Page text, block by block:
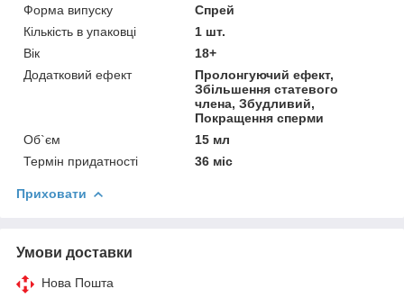
Форма випуску
Спрей
Кількість в упаковці
1 шт.
Вік
18+
Додатковий ефект
Пролонгуючий ефект,
Збільшення статевого
члена, Збудливий,
Покращення сперми
Об`єм
15 мл
Термін придатності
36 міс
Приховати
Умови доставки
Нова Пошта